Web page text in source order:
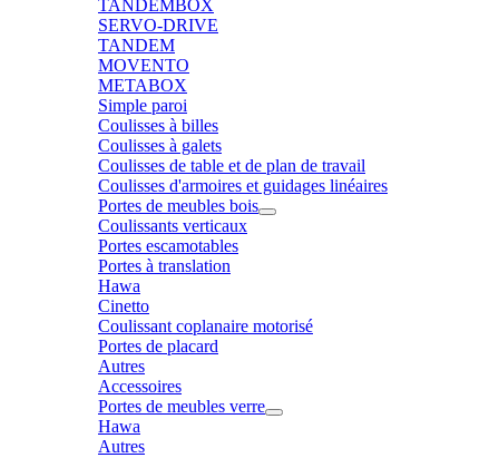
TANDEMBOX
SERVO-DRIVE
TANDEM
MOVENTO
METABOX
Simple paroi
Coulisses à billes
Coulisses à galets
Coulisses de table et de plan de travail
Coulisses d'armoires et guidages linéaires
Portes de meubles bois
Coulissants verticaux
Portes escamotables
Portes à translation
Hawa
Cinetto
Coulissant coplanaire motorisé
Portes de placard
Autres
Accessoires
Portes de meubles verre
Hawa
Autres